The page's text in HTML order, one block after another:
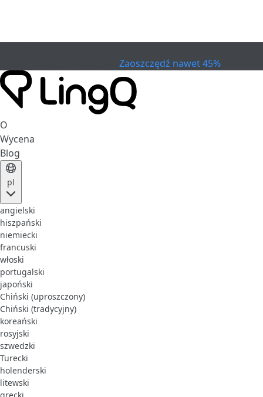
Zaoszczędź nawet 45%
O
Wycena
Blog
pl
angielski
hiszpański
niemiecki
francuski
włoski
portugalski
japoński
Chiński (uproszczony)
Chiński (tradycyjny)
koreański
rosyjski
szwedzki
Turecki
holenderski
litewski